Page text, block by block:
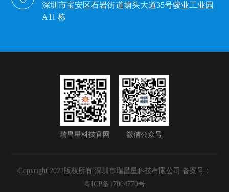
深圳市宝安区石岩街道塘头大道35号骏业工业园
A11 栋
瑞昌星科技官网 微信公众号
Copyright 2022版权所有 深圳市瑞昌星科技有限公司 备案号：
粤ICP备17004770号